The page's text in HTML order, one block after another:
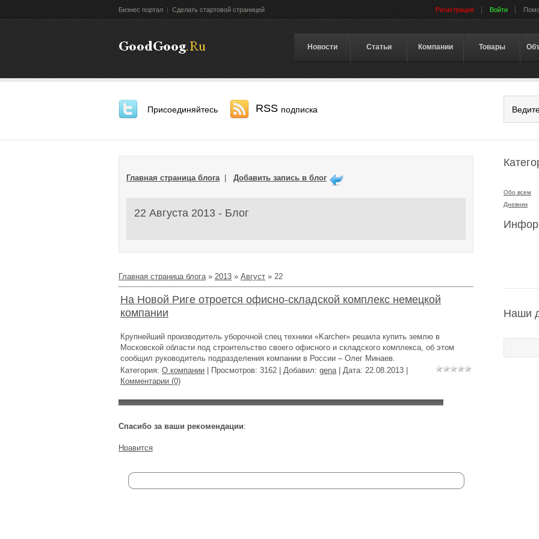
Бизнес портал | Сделать стартовой страницей Регистрация Войти
Новости Статьи Компании Товары
Присоединяйтесь RSS подписка
Главная страница блога| Добавить запись в блог
22 Августа 2013 - Блог
Главная страница блога» 2013 » Август » 22
На Новой Риге отроется офисно-складской комплекс немецкой
компании
Крупнейший производитель уборочной спец техники «Karcher» решила купить землю в
Московской области под строительство своего офисного и складского комплекса, об этом
сообщил руководитель подразделения компании в России – Олег Минаев.
Категория: О компании | Просмотров: 3162 | Добавил: gena| Дата: 22.08.2013
Комментарии (0)
Спасибо за ваши рекомендации:
Нравится
Обо всем
Дневник
Наши